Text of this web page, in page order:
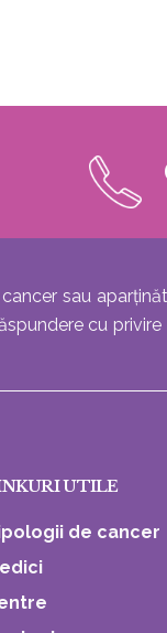
sau
cu
UTILE
de cancer